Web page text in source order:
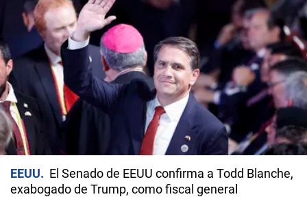
EEUU
El Senado de EEUU confirma a Todd Blanche,
exabogado de Trump, como fiscal general